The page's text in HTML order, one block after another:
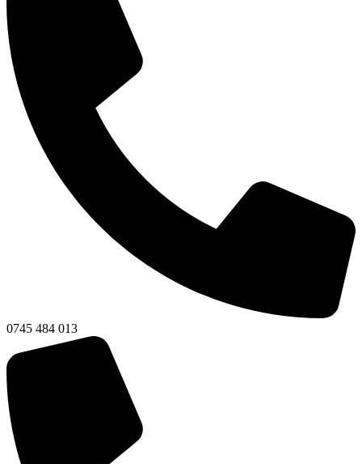
0745 484 013